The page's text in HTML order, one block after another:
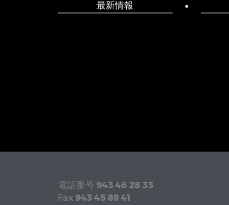
最新情報
電話番号 943 46 28 33
Fax 943 45 89 41